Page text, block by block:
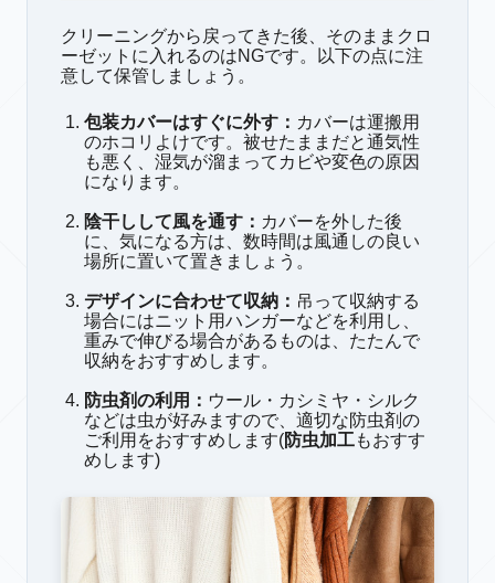
クリーニングから戻ってきた後、そのままクロ
ーゼットに入れるのはNGです。以下の点に注
意して保管しましょう。
包装カバーはすぐに外す： カバーは運搬用
のホコリよけです。被せたままだと通気性
も悪く、湿気が溜まってカビや変色の原因
になります。
陰干しして風を通す： カバーを外した後
に、気になる方は、数時間は風通しの良い
場所に置いて置きましょう。
デザインに合わせて収納： 吊って収納する
場合にはニット用ハンガーなどを利用し、
重みで伸びる場合があるものは、たたんで
収納をおすすめします。
防虫剤の利用 ： ウール・カシミヤ・シルク
などは虫が好みますので、適切な防虫剤の
ご利用をおすすめします(防虫加工もおすす
めします)